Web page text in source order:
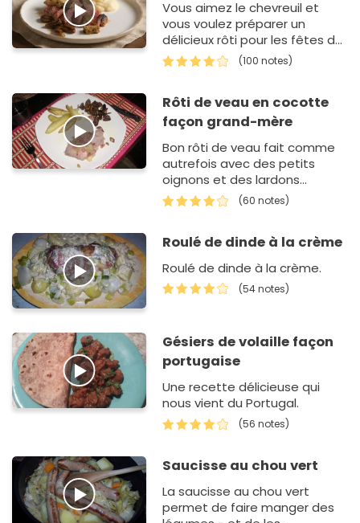
Vous aimez le chevreuil et
vous voulez préparer un
délicieux rôti pour les fêtes de
fin d'année ? Cette recette
est parfaite puisqu…
(100 notes)
Rôti de veau en cocotte
façon grand-mère
Bon rôti de veau fait comme
autrefois avec des petits
oignons et des lardons
caramélisés.
(60 notes)
Roulé de dinde à la crème
Roulé de dinde à la crème.
(54 notes)
Gésiers de volaille façon
portugaise
Une recette délicieuse qui
nous vient du Portugal.
(56 notes)
Saucisse au chou vert
La saucisse au chou vert
permet de faire manger des